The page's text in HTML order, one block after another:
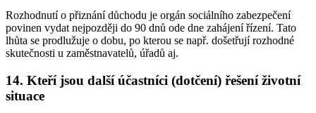
Rozhodnutí o přiznání důchodu je orgán sociálního zabezpečení
povinen vydat nejpozději do 90 dnů ode dne zahájení řízení. Tato
lhůta se prodlužuje o dobu, po kterou se např. došetřují rozhodné
skutečnosti u zaměstnavatelů, úřadů aj.
14. Kteří jsou další účastníci (dotčení) řešení životní
situace